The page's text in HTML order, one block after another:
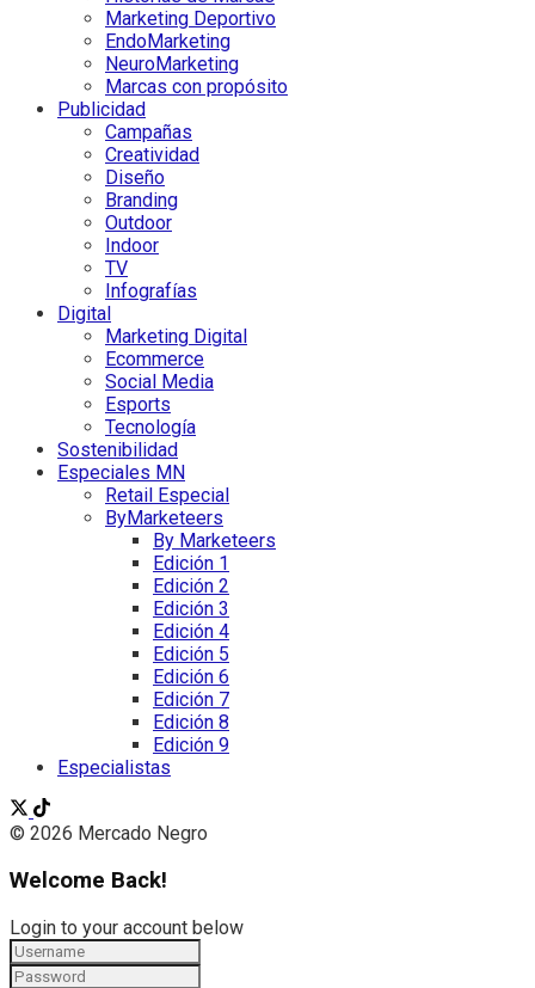
Marketing Deportivo
EndoMarketing
NeuroMarketing
Marcas con propósito
Publicidad
Campañas
Creatividad
Diseño
Branding
Outdoor
Indoor
TV
Infografías
Digital
Marketing Digital
Ecommerce
Social Media
Esports
Tecnología
Sostenibilidad
Especiales MN
Retail Especial
ByMarketeers
By Marketeers
Edición 1
Edición 2
Edición 3
Edición 4
Edición 5
Edición 6
Edición 7
Edición 8
Edición 9
Especialistas
© 2026 Mercado Negro
Welcome Back!
Login to your account below